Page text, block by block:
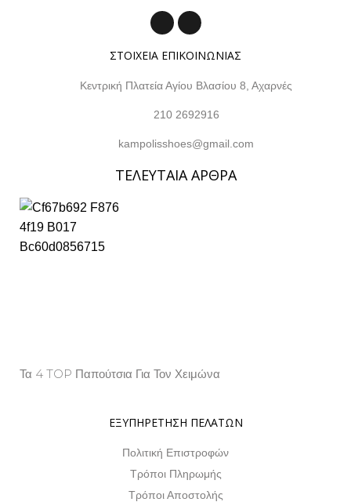
ΣΤΟΙΧΕΙΑ ΕΠΙΚΟΙΝΩΝΙΑΣ
Κεντρική Πλατεία Αγίου Βλασίου 8, Αχαρνές
210 2692916
kampolisshoes@gmail.com
ΤΕΛΕΥΤΑΙΑ ΑΡΘΡΑ
Τα 4 TOP Παπούτσια Για Τον Χειμώνα
ΕΞΥΠΗΡΕΤΗΣΗ ΠΕΛΑΤΩΝ
Πολιτική Επιστροφών
Τρόποι Πληρωμής
Τρόποι Αποστολής